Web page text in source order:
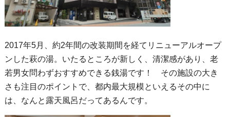
2017年5月、約2年間の改装期間を経てリニューアルオープ
ンした萩の湯。いたるところが新しく、清潔感があり、老
若男女問わずおすすめできる銭湯です！ その施設の大き
さも注目のポイントで、都内最大規模といえるその中に
は、なんと露天風呂だってあるんです。